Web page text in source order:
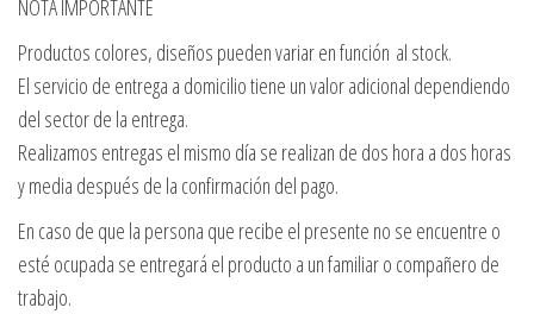
NOTA IMPORTANTE
Productos colores, diseños pueden variar en función al stock.
El servicio de entrega a domicilio tiene un valor adicional dependiendo
del sector de la entrega.
Realizamos entregas el mismo día se realizan de dos hora a dos horas
y media después de la confirmación del pago.
En caso de que la persona que recibe el presente no se encuentre o
esté ocupada se entregará el producto a un familiar o compañero de
trabajo.